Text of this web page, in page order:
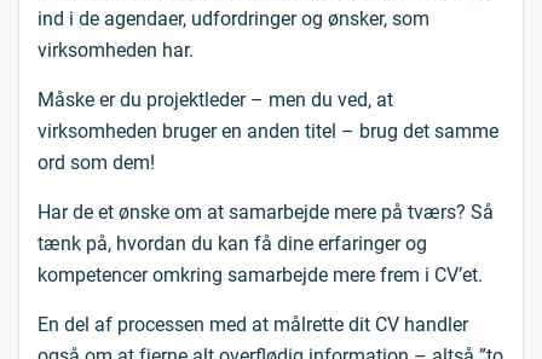
ind i de agendaer, udfordringer og ønsker, som
virksomheden har.
Måske er du projektleder – men du ved, at
virksomheden bruger en anden titel – brug det samme
ord som dem!
Har de et ønske om at samarbejde mere på tværs? Så
tænk på, hvordan du kan få dine erfaringer og
kompetencer omkring samarbejde mere frem i CV’et.
En del af processen med at målrette dit CV handler